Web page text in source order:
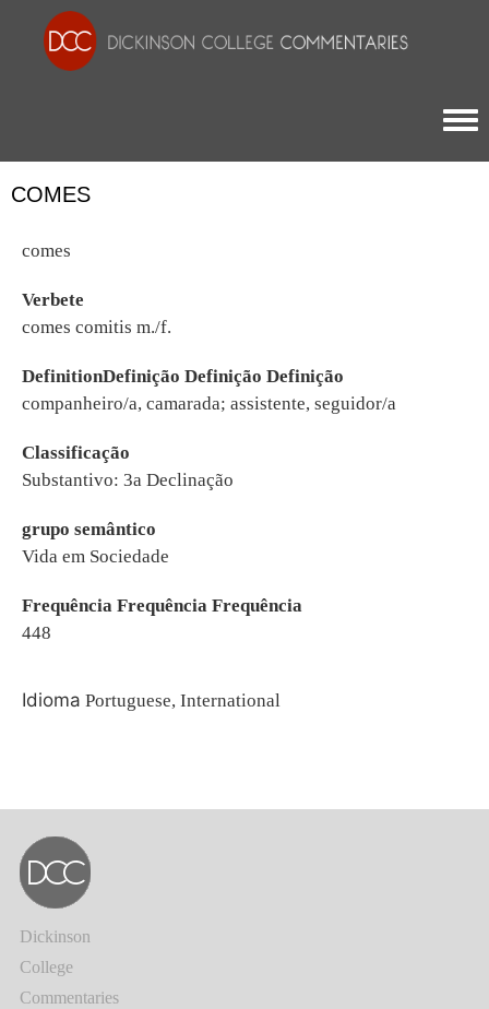
COMES
comes
Verbete
comes comitis m./f.
DefinitionDefinição Definição Definição
companheiro/a, camarada; assistente, seguidor/a
Classificação
Substantivo: 3a Declinação
grupo semântico
Vida em Sociedade
Frequência Frequência Frequência
448
Idioma Portuguese, International
Dickinson
College
Commentaries